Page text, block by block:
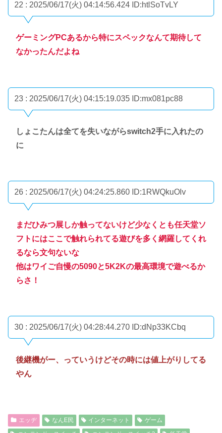
22 : 2025/06/17(火) 04:14:56.424 ID:htlSoTvLY
ゲーミングPCあるから特にスペックなんて期待して
なかったんだよね
23 : 2025/06/17(火) 04:15:19.035 ID:mx081pc88
しょこたんは全てを失いながらswitch2手に入れたの
に
26 : 2025/06/17(火) 04:24:25.860 ID:1RWQkuOlv
まだひみつ展しか触ってないけど少なくとも任天堂ソ
フトにはここで触れられてる遊びを多く網羅してくれ
るなら文句ないな
他はワイご自慢の5090と5K2Kの最高環境で遊べるか
らさ！
30 : 2025/06/17(火) 04:28:44.270 ID:dNp33KCbq
後継機がー、っていうけどその時には値上がりしてる
やん
エッヂ なんE民 インターネット
ゲーム